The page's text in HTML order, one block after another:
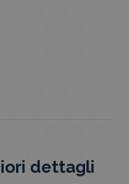
dettagli